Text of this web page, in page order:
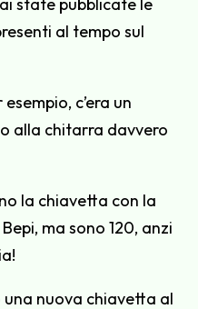
al tempo sul
c’era un
alla chitarra davvero
la chiavetta con la
ma sono 120, anzi
nuova chiavetta al